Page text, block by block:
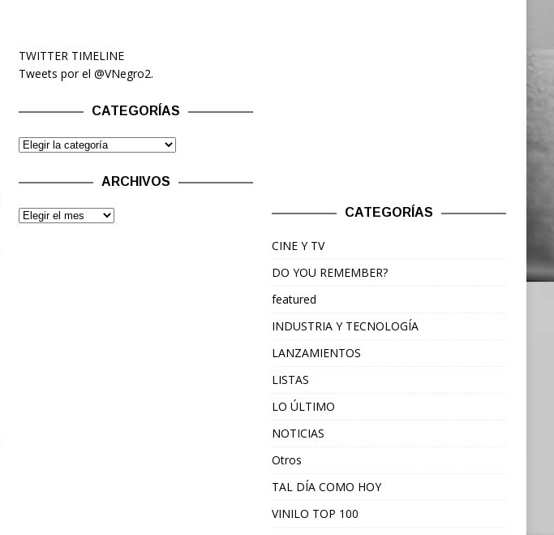
TWITTER TIMELINE
Tweets por el @VNegro2.
CATEGORÍAS
ARCHIVOS
CATEGORÍAS
CINE Y TV
DO YOU REMEMBER?
featured
INDUSTRIA Y TECNOLOGÍA
LANZAMIENTOS
LISTAS
LO ÚLTIMO
NOTICIAS
Otros
TAL DÍA COMO HOY
VINILO TOP 100